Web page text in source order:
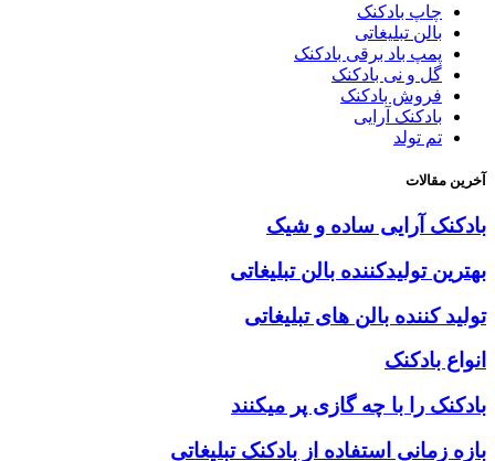
چاپ بادکنک
بالن تبلیغاتی
پمپ باد برقی بادکنک
گل و نی بادکنک
فروش بادکنک
بادکنک آرایی
تم تولد
آخرین مقالات
بادکنک آرایی ساده و شیک
بهترین تولیدکننده بالن تبلیغاتی
تولید کننده بالن های تبلیغاتی
انواع بادکنک
بادکنک را با چه گازی پر میکنند
بازه زمانی استفاده از بادکنک تبلیغاتی